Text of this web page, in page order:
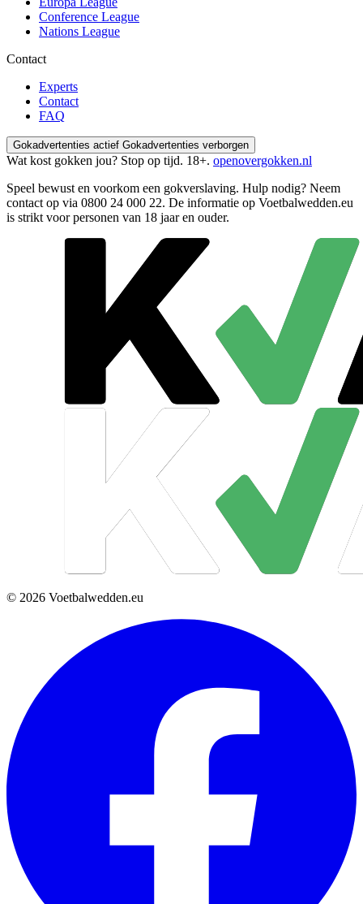
Conference League
Nations League
Contact
Experts
Contact
FAQ
Gokadvertenties actief Gokadvertenties verborgen
Wat kost gokken jou? Stop op tijd. 18+. openovergokken.nl
Speel bewust en voorkom een gokverslaving. Hulp nodig? Neem
contact op via 0800 24 000 22. De informatie op Voetbalwedden.eu
is strikt voor personen van 18 jaar en ouder.
© 2026 Voetbalwedden.eu